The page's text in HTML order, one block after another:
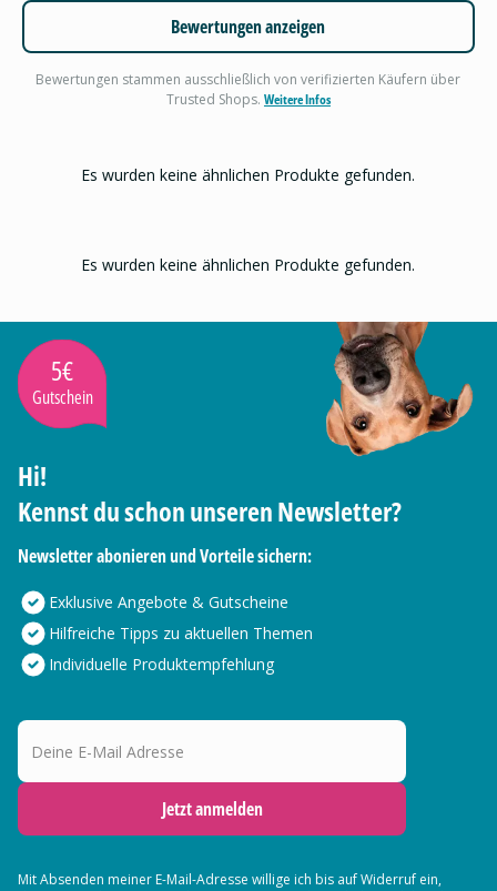
Bewertungen anzeigen
Bewertungen stammen ausschließlich von verifizierten Käufern über
Trusted Shops. Weitere Infos
Es wurden keine ähnlichen Produkte gefunden.
Es wurden keine ähnlichen Produkte gefunden.
5€
Gutschein
Hi!
Kennst du schon unseren Newsletter?
Newsletter abonieren und Vorteile sichern:
Exklusive Angebote & Gutscheine
Hilfreiche Tipps zu aktuellen Themen
Individuelle Produktempfehlung
Deine E-Mail Adresse
Jetzt anmelden
Mit Absenden meiner E-Mail-Adresse willige ich bis auf Widerruf ein,